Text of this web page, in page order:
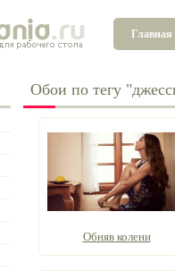
Главная
Обои по тегу
Обняв колени